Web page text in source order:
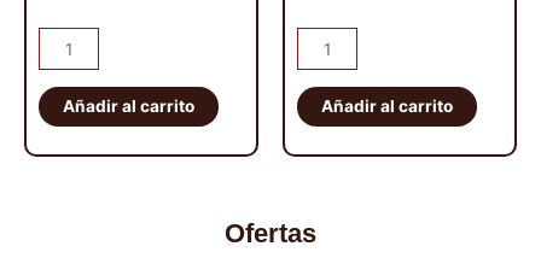
Llanta
metal
OFF-
ROAD
Daytona
Añadir al carrito
era:
68,99€.
es:
59,01€.
Llanta
metal
OFF-
ROAD
Daytona
Añadir al carrito
Ofertas